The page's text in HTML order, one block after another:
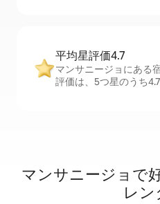
平均星評価4.7
マンサニージョにある
評価は、5つ星のうち
マンサニージョで
レン